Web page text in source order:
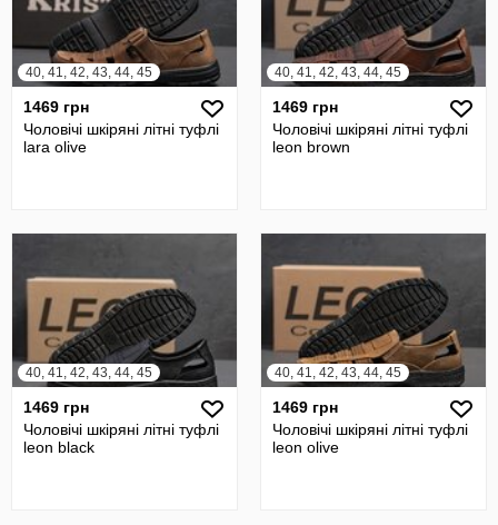
40, 41, 42, 43, 44, 45
1469 грн
Чоловічі шкіряні літні туфлі
lara olive
40, 41, 42, 43, 44, 45
1469 грн
Чоловічі шкіряні літні туфлі
leon brown
40, 41, 42, 43, 44, 45
1469 грн
Чоловічі шкіряні літні туфлі
leon black
40, 41, 42, 43, 44, 45
1469 грн
Чоловічі шкіряні літні туфлі
leon olive